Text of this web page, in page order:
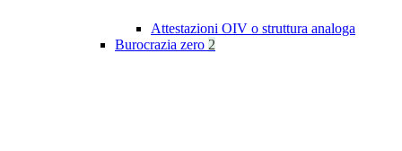
Attestazioni OIV o struttura analoga
Burocrazia zero 2